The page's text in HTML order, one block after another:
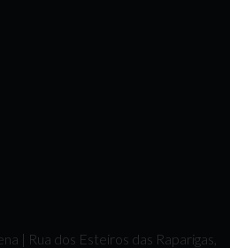
| Rua dos Esteiros das Raparigas,